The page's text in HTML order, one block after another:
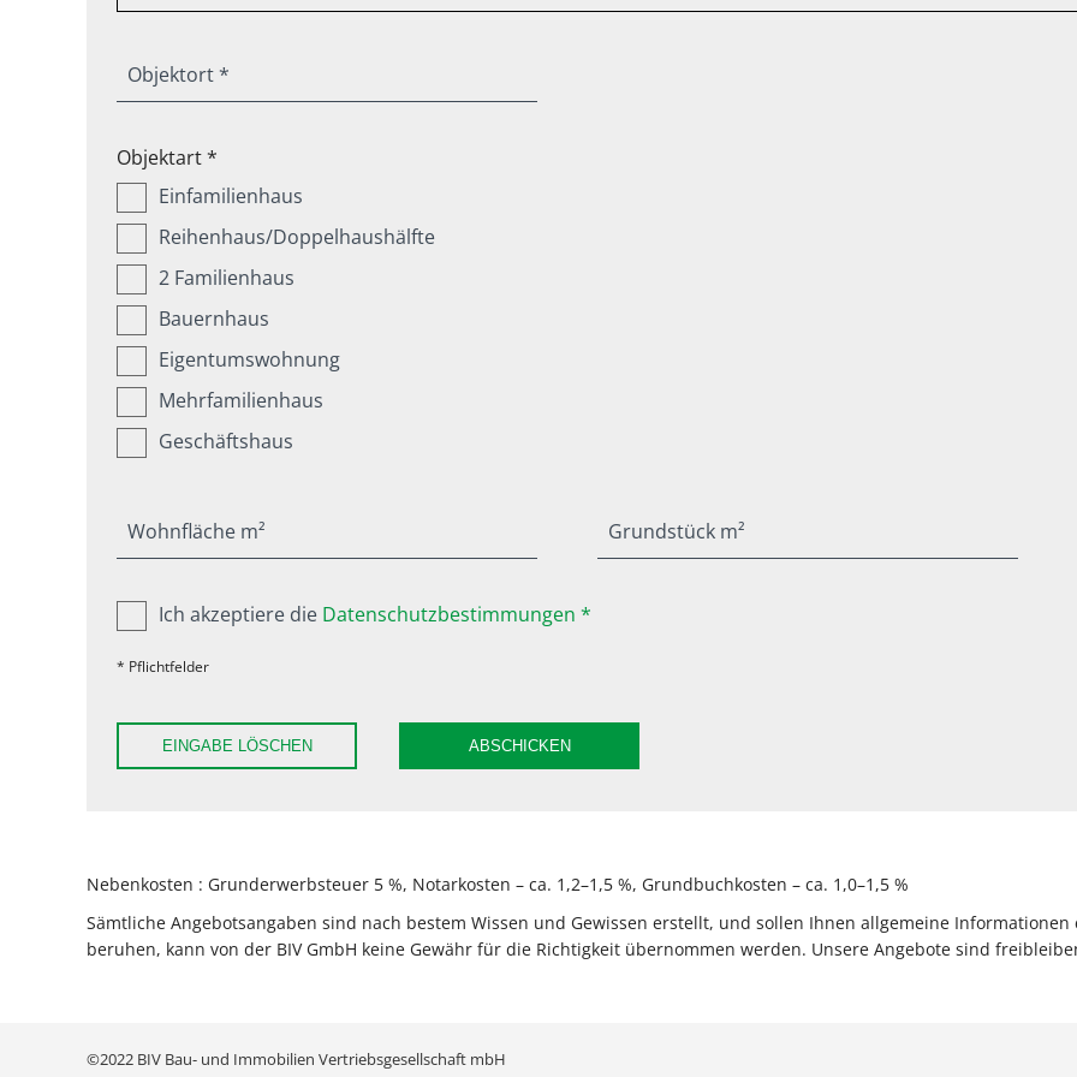
Objektort *
Objektart *
Einfamilienhaus
Reihenhaus/Doppelhaushälfte
2 Familienhaus
Bauernhaus
Eigentumswohnung
Mehrfamilienhaus
Geschäftshaus
Wohnfläche m² Grundstück m²
Ich akzeptiere die Datenschutzbestimmungen *
* Pflichtfelder
EINGABE LÖSCHEN ABSCHICKEN
Nebenkosten : Grunderwerbsteuer 5 %, Notarkosten – ca. 1,2–1,5 %, Grundbuchkosten – ca. 1,0–1,5 %
Sämtliche Angebotsangaben sind nach bestem Wissen und Gewissen erstellt, und sollen Ihnen allgemeine
beruhen, kann von der BIV GmbH keine Gewähr für die Richtigkeit übernommen werden. Unsere Angebote sind
©2022 BIV Bau- und Immobilien Vertriebsgesellschaft mbH